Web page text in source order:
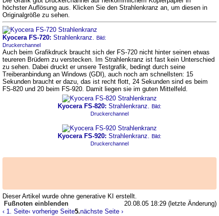
höchster Auflösung aus. Klicken Sie den Strahlenkranz an, um diesen in
Originalgröße zu sehen.
Kyocera FS-720: Strahlenkranz.
Bild:
Druckerchannel
Auch beim Grafikdruck braucht sich der FS-720 nicht hinter seinen etwas
teureren Brüdern zu verstecken. Im Strahlenkranz ist fast kein Unterschied
zu sehen. Dabei druckt er unsere Testgrafik, bedingt durch seine
Treiberanbindung an Windows (GDI), auch noch am schnellsten: 15
Sekunden braucht er dazu, das ist recht flott, 24 Sekunden sind es beim
FS-820 und 20 beim FS-920. Damit liegen sie im guten Mittelfeld.
Kyocera FS-820: Strahlenkranz.
Bild:
Druckerchannel
Kyocera FS-920: Strahlenkranz.
Bild:
Druckerchannel
Dieser Artikel wurde ohne generative KI erstellt.
20.08.05 18:29 (letzte Änderung)
Fußnoten
‹ 1. Seite‹ vorherige Seite5.nächste Seite ›